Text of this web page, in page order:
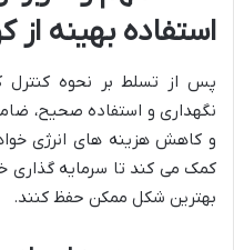
استفاده بهینه از
پس از تسلط بر نحوه کنترل
نگهداری و استفاده صحیح،
و کاهش هزینه های انرژی
کمک می کند تا سرمایه گذاری
بهترین شکل ممکن حفظ کنند.